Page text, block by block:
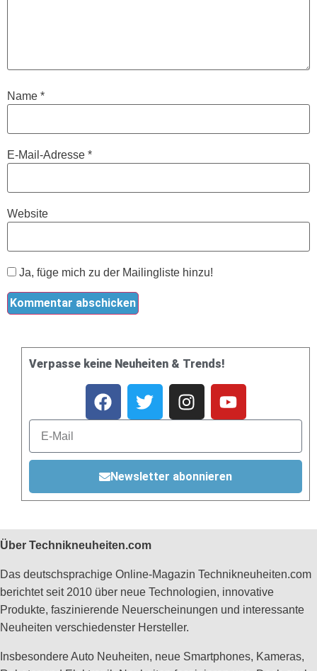
Name *
E-Mail-Adresse *
Website
Ja, füge mich zu der Mailingliste hinzu!
Verpasse keine Neuheiten & Trends!
Newsletter abonnieren
Über Technikneuheiten.com
Das deutschsprachige Online-Magazin Technikneuheiten.com
berichtet seit 2010 über neue Technologien, innovative
Produkte, faszinierende Neuerscheinungen und interessante
Neuheiten verschiedenster Hersteller.
Insbesondere Auto Neuheiten, neue Smartphones, Kameras,